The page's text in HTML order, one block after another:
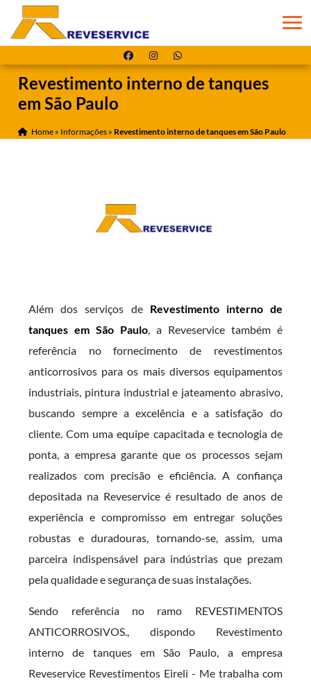
Revestimento interno de tanques
em São Paulo
Home » Informações » Revestimento interno de tanques em São Paulo
Além dos serviços de Revestimento interno de
tanques em São Paulo, a Reveservice também é
referência no fornecimento de revestimentos
anticorrosivos para os mais diversos equipamentos
industriais, pintura industrial e jateamento abrasivo,
buscando sempre a excelência e a satisfação do
cliente. Com uma equipe capacitada e tecnologia de
ponta, a empresa garante que os processos sejam
realizados com precisão e eficiência. A confiança
depositada na Reveservice é resultado de anos de
experiência e compromisso em entregar soluções
robustas e duradouras, tornando-se, assim, uma
parceira indispensável para indústrias que prezam
pela qualidade e segurança de suas instalações.
Sendo referência no ramo REVESTIMENTOS
ANTICORROSIVOS., dispondo Revestimento
interno de tanques em São Paulo, a empresa
Reveservice Revestimentos Eireli - Me trabalha com